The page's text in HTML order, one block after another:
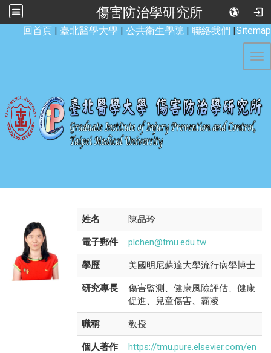
傷害防治學研究所
回首頁 | 臺北醫學大學 | 公共衛生學院 | 聯絡我們 |Sitemap
姓名 陳品玲
電子郵件 plchen@tmu.edu.tw
學歷 美國明尼蘇達大學流行病學博士
研究專長
傷害監測、健康風險評估、健康
促進、兒童傷害、霸凌
職稱 教授
個人著作
https://tmu.pure.elsevier.com/en